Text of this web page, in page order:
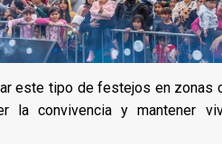
este tipo de festejos en zonas
la convivencia y mantener